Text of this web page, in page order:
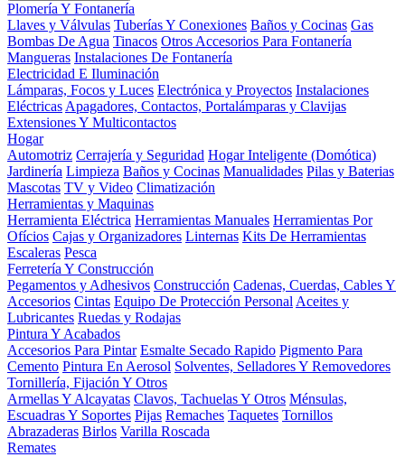
Plomería Y Fontanería
Llaves y Válvulas Tuberías Y Conexiones Baños y Cocinas Gas
Bombas De Agua Tinacos Otros Accesorios Para Fontanería
Mangueras Instalaciones De Fontanería
Electricidad E Iluminación
Lámparas, Focos y Luces Electrónica y Proyectos Instalaciones
Eléctricas Apagadores, Contactos, Portalámparas y Clavijas
Extensiones Y Multicontactos
Hogar
Automotriz Cerrajería y Seguridad Hogar Inteligente (Domótica)
Jardinería Limpieza Baños y Cocinas Manualidades Pilas y Baterias
Mascotas TV y Video Climatización
Herramientas y Maquinas
Herramienta Eléctrica Herramientas Manuales Herramientas Por
Ofícios Cajas y Organizadores Linternas Kits De Herramientas
Escaleras Pesca
Ferretería Y Construcción
Pegamentos y Adhesivos Construcción Cadenas, Cuerdas, Cables Y
Accesorios Cintas Equipo De Protección Personal Aceites y
Lubricantes Ruedas y Rodajas
Pintura Y Acabados
Accesorios Para Pintar Esmalte Secado Rapido Pigmento Para
Cemento Pintura En Aerosol Solventes, Selladores Y Removedores
Tornillería, Fijación Y Otros
Armellas Y Alcayatas Clavos, Tachuelas Y Otros Ménsulas,
Escuadras Y Soportes Pijas Remaches Taquetes Tornillos
Abrazaderas Birlos Varilla Roscada
Remates